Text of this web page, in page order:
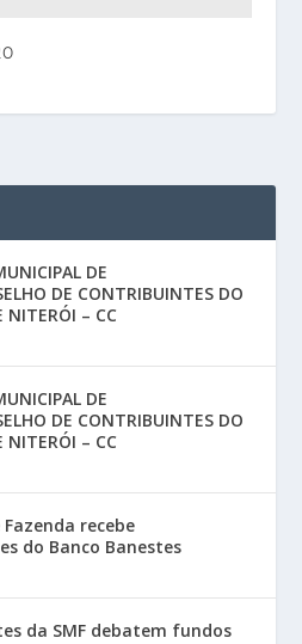
DE
DE CONTRIBUINTES DO
NITERÓI – CC
DE
DE CONTRIBUINTES DO
NITERÓI – CC
recebe
do Banco Banestes
da SMF debatem fundos